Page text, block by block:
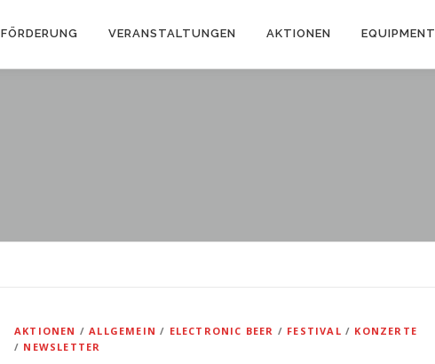
FÖRDERUNG VERANSTALTUNGEN AKTIONEN EQUIPMENT
AKTIONEN /ALLGEMEIN / ELECTRONIC BEER / FESTIVAL / KONZERTE
/ NEWSLETTER